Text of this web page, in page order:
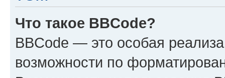
Что такое BBCode?
BBCode — это особая
возможности по